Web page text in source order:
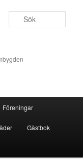
Föreningar
Gästbok